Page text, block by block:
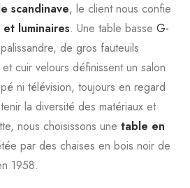
scandinave, le client nous confie
et luminaires. Une table basse G-
de gros fauteuils
cuir velours définissent un salon
ni télévision, toujours en regard
la diversité des matériaux et
nous choisissons une table en
par des chaises en bois noir de
1958.